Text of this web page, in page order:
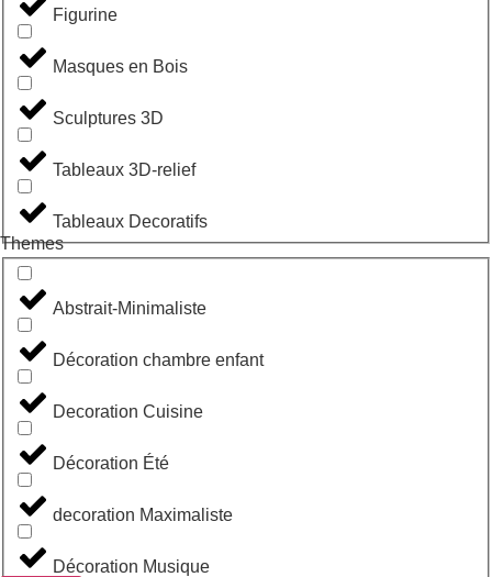
Figurine
Masques en Bois
Sculptures 3D
Tableaux 3D-relief
Tableaux Decoratifs
Themes
Abstrait-Minimaliste
Décoration chambre enfant
Decoration Cuisine
Décoration Été
decoration Maximaliste
Décoration Musique